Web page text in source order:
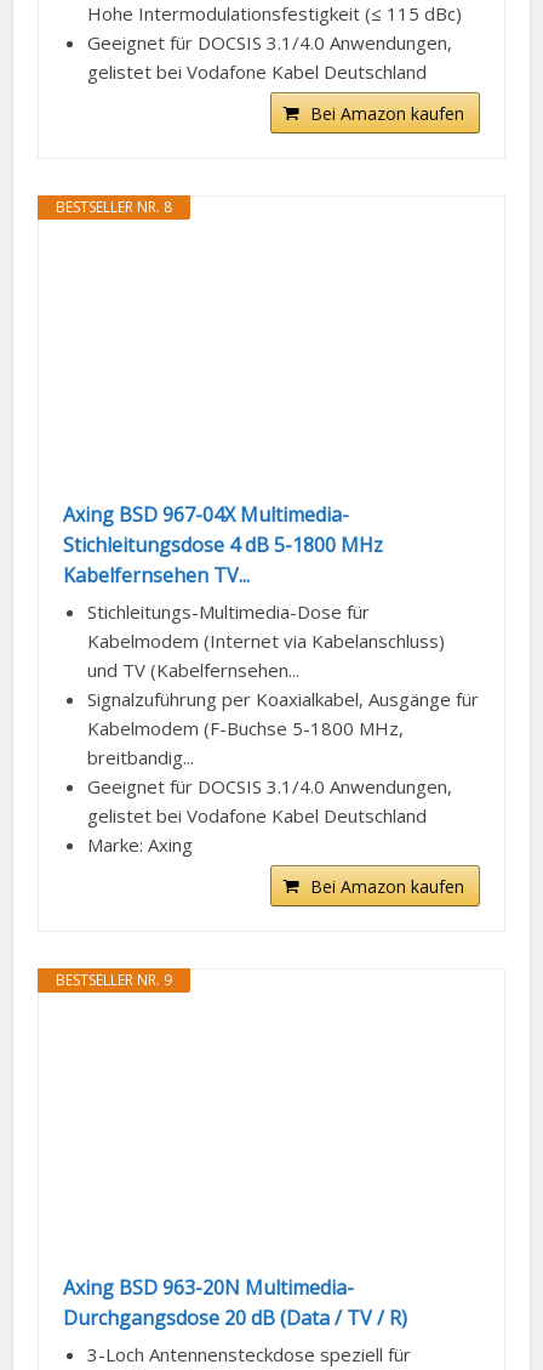
Hohe Intermodulationsfestigkeit (≤ 115 dBc)
Geeignet für DOCSIS 3.1/4.0 Anwendungen,
gelistet bei Vodafone Kabel Deutschland
Bei Amazon kaufen
BESTSELLER NR. 8
Axing BSD 967-04X Multimedia-
Stichleitungsdose 4 dB 5-1800 MHz
Kabelfernsehen TV...
Stichleitungs-Multimedia-Dose für
Kabelmodem (Internet via Kabelanschluss)
und TV (Kabelfernsehen...
Signalzuführung per Koaxialkabel, Ausgänge für
Kabelmodem (F-Buchse 5-1800 MHz,
breitbandig...
Geeignet für DOCSIS 3.1/4.0 Anwendungen,
gelistet bei Vodafone Kabel Deutschland
Marke: Axing
Bei Amazon kaufen
BESTSELLER NR. 9
Axing BSD 963-20N Multimedia-
Durchgangsdose 20 dB (Data / TV / R)
3-Loch Antennensteckdose speziell für